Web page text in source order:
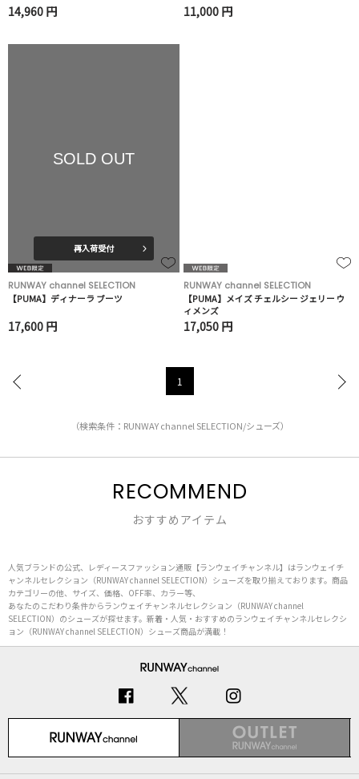
14,960 円 11,000 円
SOLD OUT
再入荷受付
RUNWAY channel SELECTION
【PUMA】ディナーラ ブーツ
17,600 円
RUNWAY channel SELECTION
【PUMA】メイズ チェルシー ジェリー ウ
ィメンズ
17,050 円
1
（検索条件：RUNWAY channel SELECTION/シューズ）
RECOMMEND
おすすめアイテム
人気ブランドの公式、レディースファッション通販【ランウェイチャンネル】はランウェイチ
ャンネルセレクション（RUNWAY channel SELECTION）シューズを取り揃えております。商品
カテゴリーの他、サイズ、価格、OFF率、カラー等、
あなたのこだわり条件からランウェイチャンネルセレクション（RUNWAY channel
SELECTION）のシューズが探せます。新着・人気・おすすめのランウェイチャンネルセレクシ
ョン（RUNWAY channel SELECTION）シューズ商品が満載！